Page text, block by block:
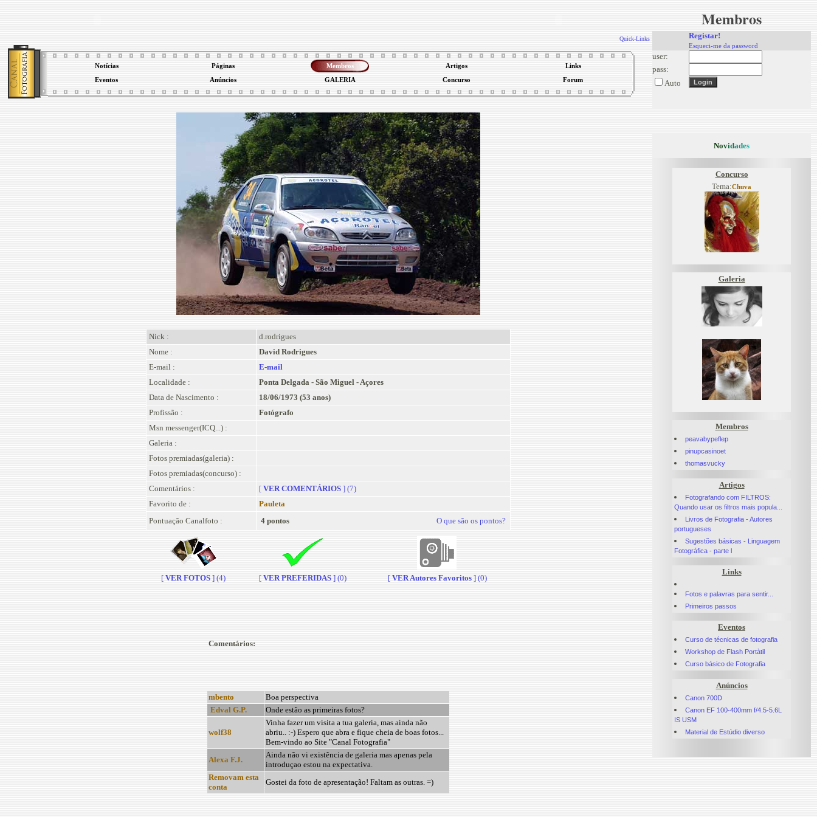
Quick-Links
Notícias Páginas Membros Artigos Links
Eventos Anúncios GALERIA Concurso Forum
Nick :
d.rodrigues
Nome :
David Rodrigues
E-mail :
E-mail
Localidade :
Ponta Delgada - São Miguel - Açores
Data de Nascimento :
18/06/1973 (53 anos)
Profissão :
Fotógrafo
Msn messenger(ICQ...) :
Galeria :
Fotos premiadas(galeria) :
Fotos premiadas(concurso) :
Comentários :
[VER COMENTÁRIOS ] (7)
Favorito de :
Pauleta
Pontuação Canalfoto :
4 pontos O que são os pontos?
[VER FOTOS ] (4) [ VER PREFERIDAS ] (0) [VER Autores Favoritos ] (0)
Comentários:
mbento
Boa perspectiva
Edval G.P.
Onde estão as primeiras fotos?
wolf38
Vinha fazer um visita a tua galeria, mas ainda não
abriu.. :-) Espero que abra e fique cheia de boas fotos...
Bem-vindo ao Site "Canal Fotografia"
Alexa F.J.
Ainda não vi existência de galeria mas apenas pela
introduçao estou na expectativa.
Removam esta
conta
Gostei da foto de apresentação! Faltam as outras. =)
Membros
Registar!
Esqueci-me da password
user:
pass:
Auto
Novidades
Concurso
Tema:Chuva
Galeria
Membros
peavabypeflep
pinupcasinoet
thomasvucky
Artigos
Fotografando com FILTROS:
Quando usar os filtros mais popula...
Livros de Fotografia - Autores
portugueses
Sugestões básicas - Linguagem
Fotográfica - parte l
Links
Fotos e palavras para sentir...
Primeiros passos
Eventos
Curso de técnicas de fotografia
Workshop de Flash Portàtil
Curso básico de Fotografia
Anúncios
Canon 700D
Canon EF 100-400mm f/4.5-5.6L
IS USM
Material de Estúdio diverso